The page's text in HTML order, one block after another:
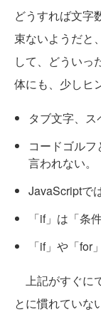
どうすれば文字
束ないようだと
して、どういっ
体にも、少しヒ
タブ文字、ス
コードゴル
言われない。
JavaScriptで
「if」は「条
「if」や「for
上記がすぐに
とに慣れていな